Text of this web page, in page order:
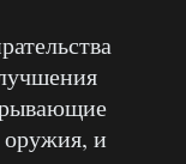
и